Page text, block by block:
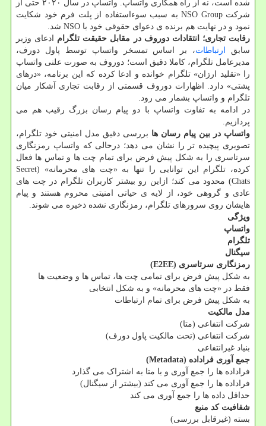
شده است، نه از راه همکاری واتساپ. واتساپ در سال ۲۰۲۰ حتی از
شرکت NSO Group به سبب سوءاستفاده از پلت فرم خود شکایت
نمود و در نهایت هم برنده ی دعوای حقوقی خود با NSO شد.
رقابت تجاری؛ انتقادات دوروف در مقابل حقیقت تلگرام ادعای وزیر
سابق
ارتباطات، بر اساس تمسخر واتساپ توسط پاول دورف،
مدیرعامل تلگرام، کاملا دقیق است؛ دوروف به صورت علنی واتساپ
را «تقلید ارزان» تلگرام خوانده و ادعا کرده که این برنامه، «درهای
پشتی» دارد. اظهارات دوروف قسمتی از رقابت تجاری آشکار میان
تلگرام و واتساپ بشمار می رود.
در ادامه به تفاوت واتساپ با دو پیام رسان بزرگ رقیب هم می
پردازیم.
واتساپ در بین پیام رسان ها بررسی دقیق مدل امنیتی خود تلگرام،
تصویری پیچیده تر را نشان می دهد؛ درحالی که واتساپ رمزنگاری
سرتاسری را به شکل پیش فرض برای تمام چت ها و تماس ها فعال
کرده، تلگرام این توانایی را تنها به «چت های محرمانه» (Secret
Chats) محدود می کند؛ ازاین رو بیشتر کاربران تلگرام در چت های
عادی و گروهی خود، از لایه ی حیاتی امنیتی محروم هستند و پیام
هایشان روی سرورهای تلگرام، رمزنگاری نشده ذخیره می شوند.
ویژگی
واتساپ
تلگرام
سیگنال
رمزنگاری سرتاسری (E2EE)
به شکل پیش فرض برای تمامی چت ها، تماس ها و وضعیت ها
فقط در «چت های محرمانه» و به شکل انتخابی
به شکل پیش فرض برای تمام ارتباطات
مدل مالکیت
شرکت انتفاعی (متا)
شرکت انتفاعی (تحت مالکیت پاول دورف)
بنیاد غیرانتفاعی
جمع آوری فراداده (Metadata)
فراداده ها را جمع آوری و با متا به اشتراک می گذارد
فراداده ها را جمع آوری می کند (بیشتر از سیگنال)
حداقل داده ها را جمع آوری می کند
شفافیت کد منبع
بسته (غیرقابل بررسی)